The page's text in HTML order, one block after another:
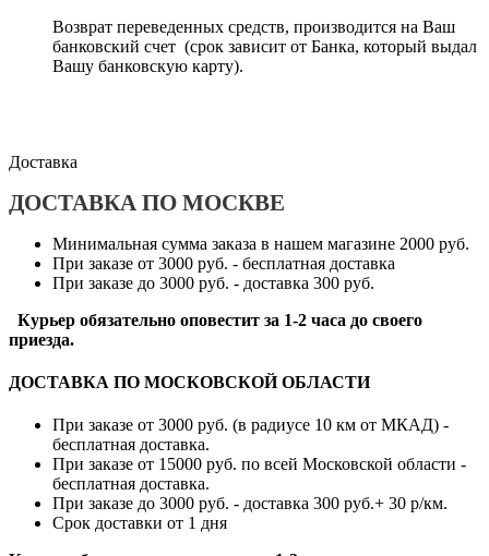
Возврат переведенных средств, производится на Ваш
банковский счет (срок зависит от Банка, который выдал
Вашу банковскую карту).
Доставка
ДОСТАВКА ПО МОСКВЕ
Минимальная сумма заказа в нашем магазине 2000 руб.
При заказе от 3000 руб. - бесплатная доставка
При заказе до 3000 руб. - доставка 300 руб.
Курьер обязательно оповестит за 1-2 часа до своего
приезда.
ДОСТАВКА ПО МОСКОВСКОЙ ОБЛАСТИ
При заказе от 3000 руб. (в радиусе 10 км от МКАД) -
бесплатная доставка.
При заказе от 15000 руб. по всей Московской области -
бесплатная доставка.
При заказе до 3000 руб. - доставка 300 руб.+ 30 р/км.
Срок доставки от 1 дня